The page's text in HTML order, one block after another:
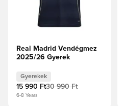
Real Madrid Vendégmez
2025/26 Gyerek
Gyerekek
15 990 Ft30 990 Ft
6-8 Years